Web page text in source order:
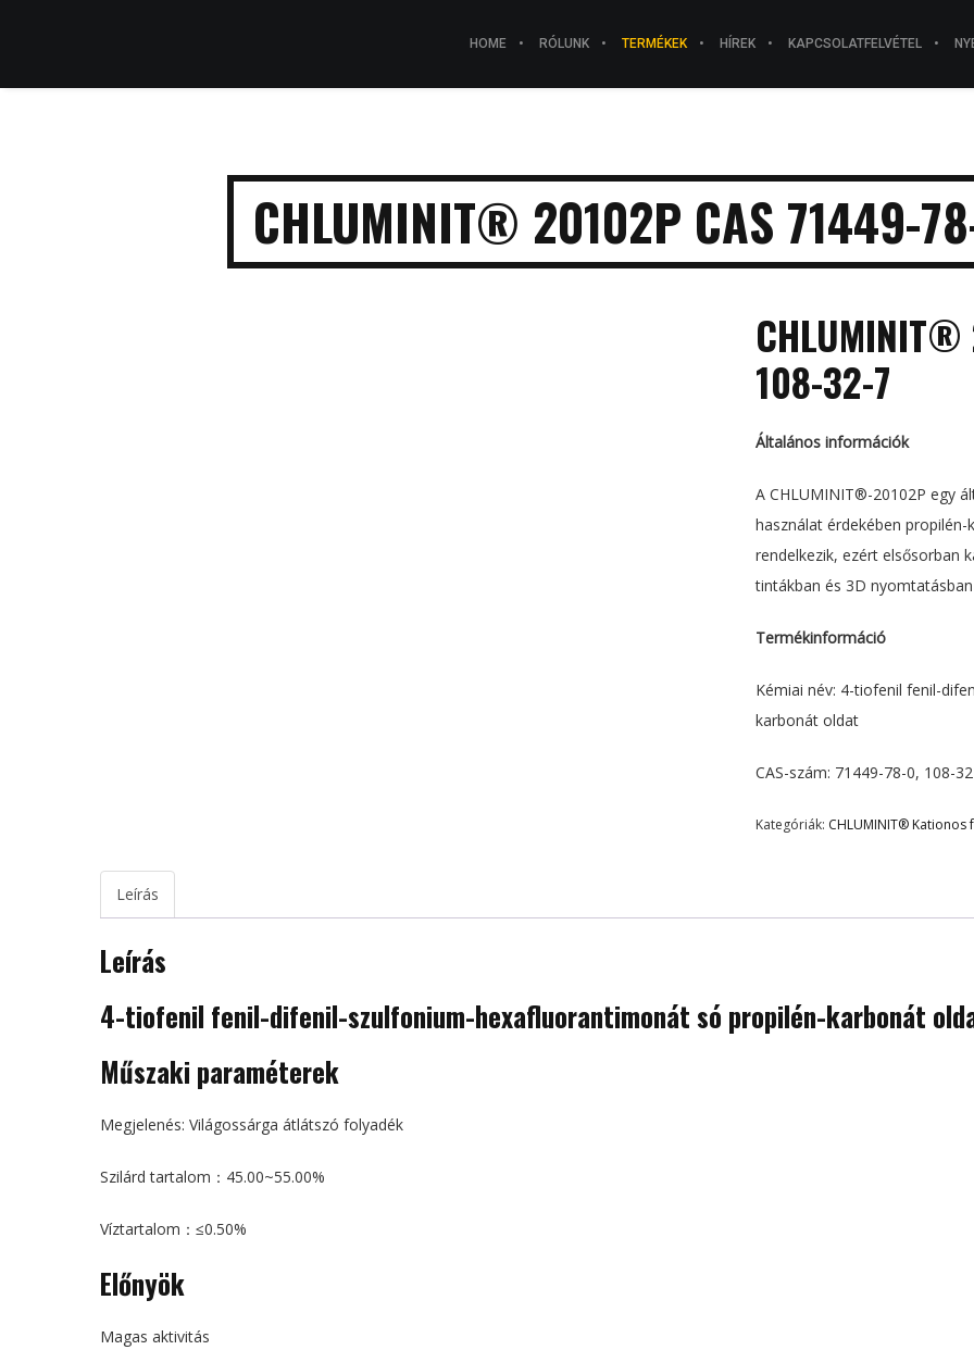
HOME RÓLUNK TERMÉKEK HÍREK KAPCSOLATFELVÉTEL
CHLUMINIT® 20102P CAS 71449-
108-32-7
Általános információk
A CHLUMINIT®-20102P egy
használat érdekében
rendelkezik, ezért elsősorban
tintákban és 3D
Termékinformáció
Kémiai név: 4-tiofenil fenil-
karbonát oldat
CAS-szám: 71449-78-0, 108-
Kategóriák: CHLUMINIT®
Leírás
Leírás
4-tiofenil fenil-difenil-szulfonium-hexafluorantimonát só propilén-karbonát
Műszaki paraméterek
Megjelenés: Világossárga átlátszó folyadék
Szilárd tartalom：45.00~55.00%
Víztartalom：≤0.50%
Előnyök
Magas aktivitás